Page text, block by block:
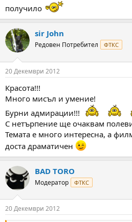
получило
sir John
Редовен Потребител ФТКС
20 Декември 2012
Красота!!!
Много мисъл и умение!
Бурни адмирации!!!
С нетърпение ще очаквам
Темата е много интересна, а
доста драматичен
BAD TORO
Модератор ФТКС
20 Декември 2012